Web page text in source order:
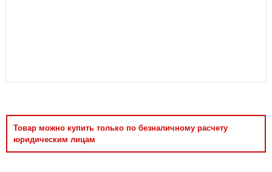
Товар можно купить только по безналичному расчету
юридическим лицам